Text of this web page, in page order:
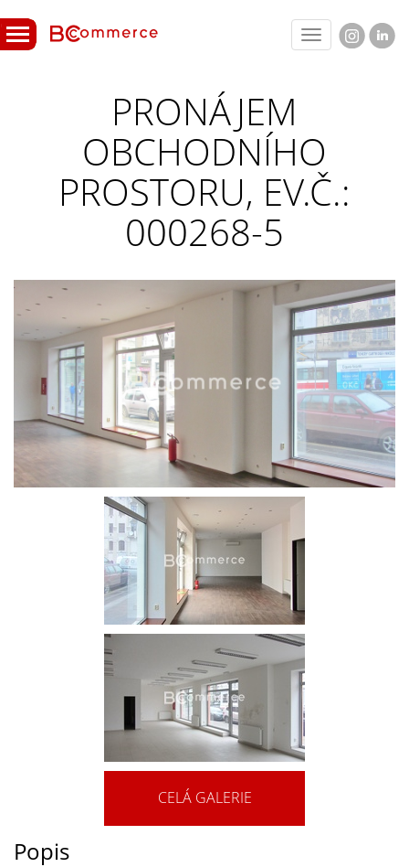
Toggle
navigation
PRONÁJEM
OBCHODNÍHO
PROSTORU, EV.Č.:
000268-5
CELÁ GALERIE
Popis